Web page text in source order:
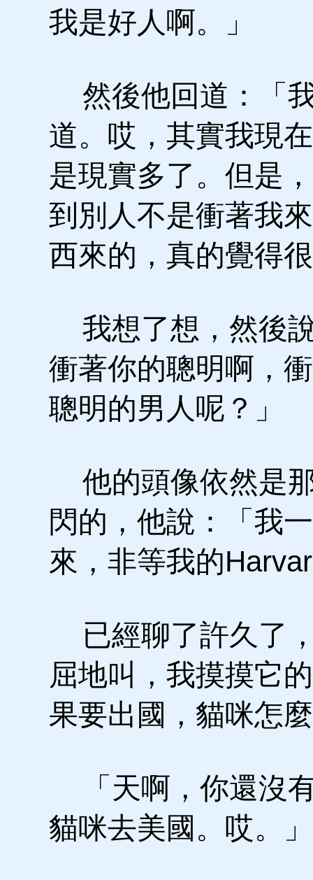
我是好人啊。」
然後他回道：「
道。哎，其實我現
是現實多了。但是
到別人不是衝著我
西來的，真的覺得
我想了想，然後
衝著你的聰明啊，
聰明的男人呢？」
他的頭像依然是
閃的，他說：「我
來，非等我的
已經聊了許久了
屈地叫，我摸摸它
果要出國，貓咪怎
「天啊，你還沒
貓咪去美國。哎。」